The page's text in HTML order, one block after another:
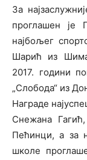
За
проглашен је
најбољег
Шарић из
2017. години
„Слобода“ из
Награде
Снежана
Пећинци, а за
школе